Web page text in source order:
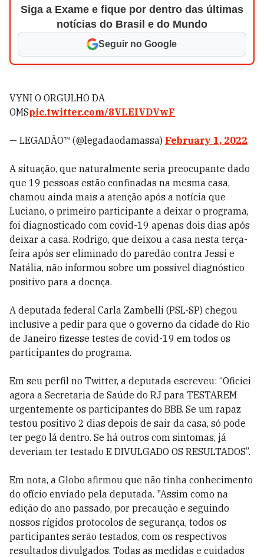
Siga a Exame e fique por dentro das últimas
notícias do Brasil e do Mundo
Seguir no Google
VYNI O ORGULHO DA
OMSpic.twitter.com/8VLEIVDVwF
— LEGADÃO™ (@legadaodamassa) February 1, 2022
A situação, que naturalmente seria preocupante dado
que 19 pessoas estão confinadas na mesma casa,
chamou ainda mais a atenção após a notícia que
Luciano, o primeiro participante a deixar o programa,
foi diagnosticado com covid-19 apenas dois dias após
deixar a casa. Rodrigo, que deixou a casa nesta terça-
feira após ser eliminado do paredão contra Jessi e
Natália, não informou sobre um possível diagnóstico
positivo para a doença.
A deputada federal Carla Zambelli (PSL-SP) chegou
inclusive a pedir para que o governo da cidade do Rio
de Janeiro fizesse testes de covid-19 em todos os
participantes do programa.
Em seu perfil no Twitter, a deputada escreveu: “Oficiei
agora a Secretaria de Saúde do RJ para TESTAREM
urgentemente os participantes do BBB. Se um rapaz
testou positivo 2 dias depois de sair da casa, só pode
ter pego lá dentro. Se há outros com sintomas, já
deveriam ter testado E DIVULGADO OS RESULTADOS”.
Em nota, a Globo afirmou que não tinha conhecimento
do ofício enviado pela deputada. "Assim como na
edição do ano passado, por precaução e seguindo
nossos rígidos protocolos de segurança, todos os
participantes serão testados, com os respectivos
resultados divulgados. Todas as medidas e cuidados